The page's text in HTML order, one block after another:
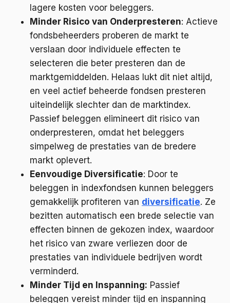
lagere kosten voor beleggers.
Minder Risico van Onderpresteren: Actieve
fondsbeheerders proberen de markt te
verslaan door individuele effecten te
selecteren die beter presteren dan de
marktgemiddelden. Helaas lukt dit niet altijd,
en veel actief beheerde fondsen presteren
uiteindelijk slechter dan de marktindex.
Passief beleggen elimineert dit risico van
onderpresteren, omdat het beleggers
simpelweg de prestaties van de bredere
markt oplevert.
Eenvoudige Diversificatie: Door te
beleggen in indexfondsen kunnen beleggers
gemakkelijk profiteren van diversificatie. Ze
bezitten automatisch een brede selectie van
effecten binnen de gekozen index, waardoor
het risico van zware verliezen door de
prestaties van individuele bedrijven wordt
verminderd.
Minder Tijd en Inspanning: Passief
beleggen vereist minder tijd en inspanning